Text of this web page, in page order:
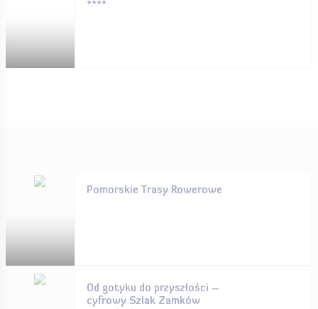
****
Pomorskie Trasy Rowerowe
Od gotyku do przyszłości –
cyfrowy Szlak Zamków